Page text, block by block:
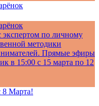
по личному
методики
Прямые эфиры
в 15:00 с 15 марта по 12
8 Марта!